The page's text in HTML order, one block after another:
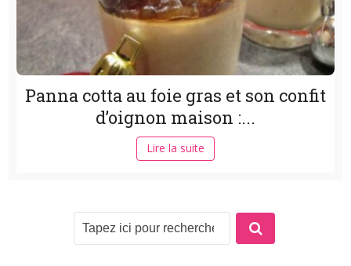
Panna cotta au foie gras et son confit
d’oignon maison :...
Lire la suite